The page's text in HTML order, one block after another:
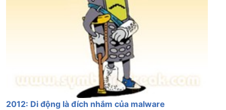
2012: Di động là đích nhắm của malware